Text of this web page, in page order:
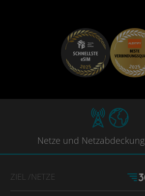
Netze und Netzabdeckung
ZIEL /NETZE